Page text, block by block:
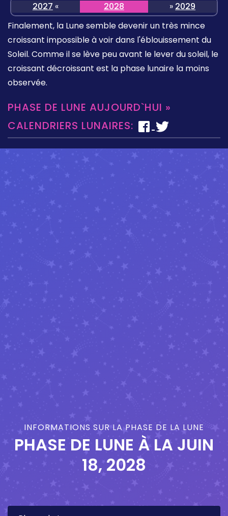
2027 « 2028 » 2029
Finalement, la Lune semble devenir un très mince
croissant impossible à voir dans l'éblouissement du
Soleil. Comme il se lève peu avant le lever du soleil, le
croissant décroissant est la phase lunaire la moins
observée.
PHASE DE LUNE AUJOURD`HUI »
CALENDRIERS LUNAIRES:
INFORMATIONS SUR LA PHASE DE LA LUNE
PHASE DE LUNE À LAJUIN
18, 2028